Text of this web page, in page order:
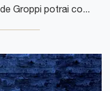
Con le lampade da parete di Davide Groppi potrai completare i tuoi spazi: clicca e scopri l'Illuminazione moderna Binario Trifase!